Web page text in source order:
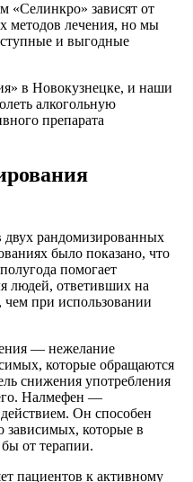
«Селинкро» зависят от
методов лечения, но мы
и выгодные
в Новокузнецке, и наши
алкогольную
препарата
рандомизированных
было показано, что
помогает
людей, ответивших на
при использовании
— нежелание
которые обращаются
снижения употребления
Налмефен —
Он способен
зависимых, которые в
от терапии.
пациентов к активному